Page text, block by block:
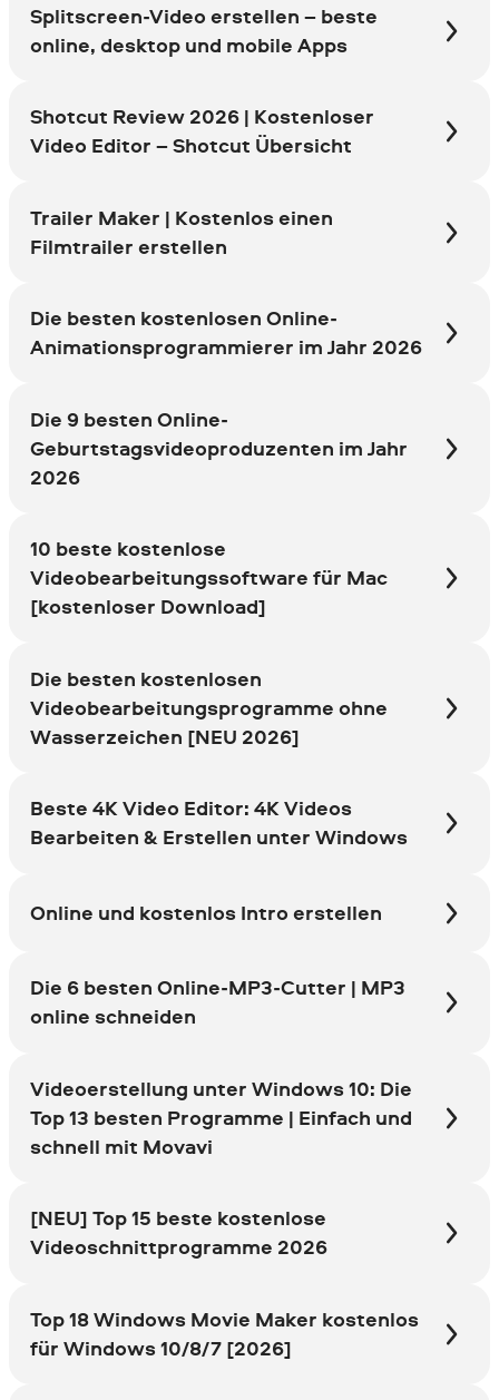
Splitscreen-Video erstellen – beste
online, desktop und mobile Apps
Shotcut Review 2026 | Kostenloser
Video Editor – Shotcut Übersicht
Trailer Maker | Kostenlos einen
Filmtrailer erstellen
Die besten kostenlosen Online-
Animationsprogrammierer im Jahr 2026
Die 9 besten Online-
Geburtstagsvideoproduzenten im Jahr
2026
10 beste kostenlose
Videobearbeitungssoftware für Mac
[kostenloser Download]
Die besten kostenlosen
Videobearbeitungsprogramme ohne
Wasserzeichen [NEU 2026]
Beste 4K Video Editor: 4K Videos
Bearbeiten & Erstellen unter Windows
Online und kostenlos Intro erstellen
Die 6 besten Online-MP3-Cutter | MP3
online schneiden
Videoerstellung unter Windows 10: Die
Top 13 besten Programme | Einfach und
schnell mit Movavi
[NEU] Top 15 beste kostenlose
Videoschnittprogramme 2026
Top 18 Windows Movie Maker kostenlos
für Windows 10/8/7 [2026]